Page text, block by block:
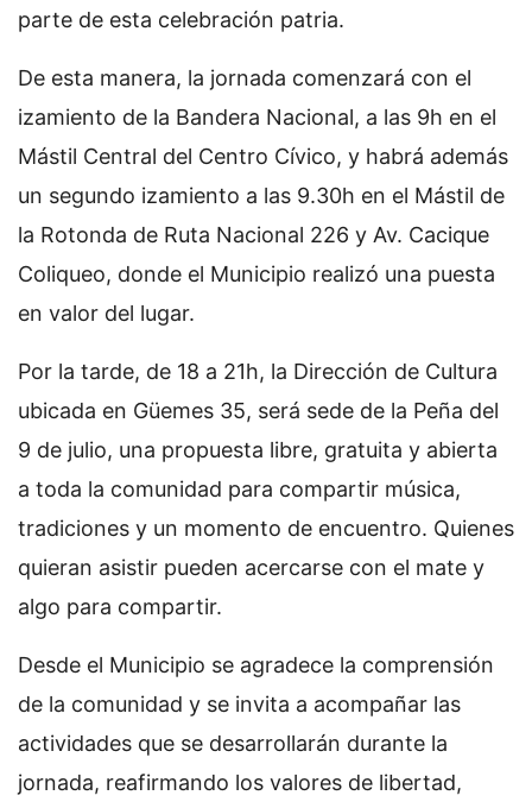
parte de esta celebración patria.
De esta manera, la jornada comenzará con el
izamiento de la Bandera Nacional, a las 9h en el
Mástil Central del Centro Cívico, y habrá además
un segundo izamiento a las 9.30h en el Mástil de
la Rotonda de Ruta Nacional 226 y Av. Cacique
Coliqueo, donde el Municipio realizó una puesta
en valor del lugar.
Por la tarde, de 18 a 21h, la Dirección de Cultura
ubicada en Güemes 35, será sede de la Peña del
9 de julio, una propuesta libre, gratuita y abierta
a toda la comunidad para compartir música,
tradiciones y un momento de encuentro. Quienes
quieran asistir pueden acercarse con el mate y
algo para compartir.
Desde el Municipio se agradece la comprensión
de la comunidad y se invita a acompañar las
actividades que se desarrollarán durante la
jornada, reafirmando los valores de libertad,